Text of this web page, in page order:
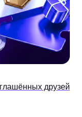
друзей